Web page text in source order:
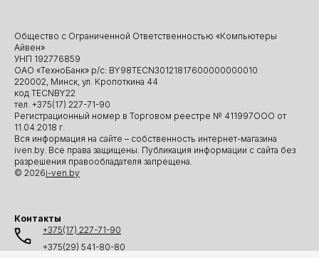
Общество с Ограниченной Ответственностью «Компьютеры
Айвен»
УНП 192776859
ОАО «ТехноБанк» р/с: BY98TECN30121817600000000010
220002, Минск, ул. Кропоткина 44
код TECNBY22
тел. +375(17) 227-71-90
Регистрационный номер в Торговом реестре № 411997ООО от
11.04.2018 г.
Вся информация на сайте – собственность интернет-магазина
iven.by. Все права защищены. Публикация информации с сайта без
разрешения правообладателя запрещена.
© 2026i-ven.by
Контакты
+375(17) 227-71-90
+375(29) 541-80-80